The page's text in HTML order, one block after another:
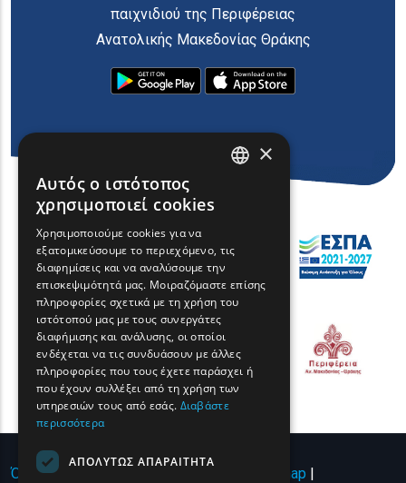
παιχνιδιού της Περιφέρειας
Ανατολικής Μακεδονίας Θράκης
Όροι χρήσης | Πολιτική Απορρήτου Sitemap |
FRENCH
BULGARIAN
ROMANIAN
TURKISH
×
Αυτός ο ιστότοπος
χρησιμοποιεί cookies
Χρησιμοποιούμε cookies για να
εξατομικεύσουμε το περιεχόμενο, τις
διαφημίσεις και να αναλύσουμε την
επισκεψιμότητά μας. Μοιραζόμαστε επίσης
πληροφορίες σχετικά με τη χρήση του
ιστότοπού μας με τους συνεργάτες
διαφήμισης και ανάλυσης, οι οποίοι
ενδέχεται να τις συνδυάσουν με άλλες
πληροφορίες που τους έχετε παράσχει ή
που έχουν συλλέξει από τη χρήση των
υπηρεσιών τους από εσάς. Διαβάστε
περισσότερα
ΑΠΟΛΎΤΩΣ ΑΠΑΡΑΊΤΗΤΑ